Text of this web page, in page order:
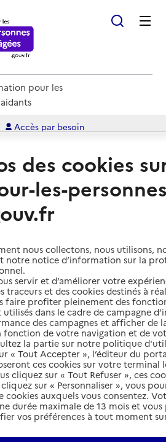
pour les
Accès par besoin
de l'annuaire
à domicile
et services autour de Nice.
des cookies
les-
nous collectons, nous utilisons,
notre notice d’information sur la
servir et d’améliorer votre
traceurs et des cookies destinés à
faire profiter pleinement des
utilisés dans le cadre de campagne
des campagnes et afficher de
fonction de votre navigation et de
la partie sur notre politique
« Tout Accepter », l’éditeur du
ces cookies sur votre terminal
cliquez sur « Tout Refuser », ces
cliquez sur « Personnaliser », vous
cookies auxquels vous consentez.
durée maximale de 13 mois et
vos préférences à tout moment